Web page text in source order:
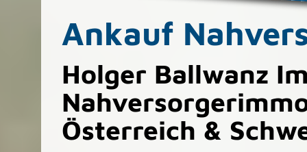
Ankauf
Holger Ballwanz
Österreich &